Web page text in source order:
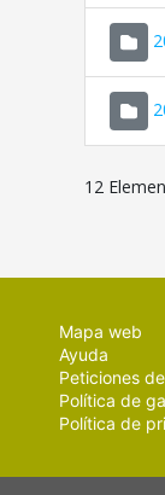
12
Mapa web
Ayuda
Peticiones
Política de
Política de